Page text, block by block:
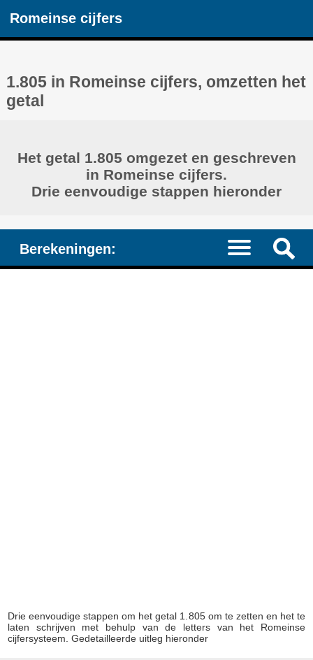
Romeinse cijfers
1.805 in Romeinse cijfers, omzetten het
getal
Het getal 1.805 omgezet en geschreven
in Romeinse cijfers.
Drie eenvoudige stappen hieronder
Berekeningen:
Drie eenvoudige stappen om het getal 1.805 om te zetten en het te
laten schrijven met behulp van de letters van het Romeinse
cijfersysteem. Gedetailleerde uitleg hieronder